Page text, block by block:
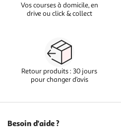
Vos courses à domicile, en
drive ou click & collect
Retour produits : 30 jours
pour changer d’avis
Besoin d'aide ?